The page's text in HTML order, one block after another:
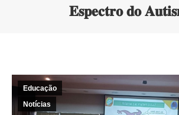
𝐄𝐬𝐩𝐞𝐜𝐭𝐫𝐨 𝐝𝐨
Educação
Notícias